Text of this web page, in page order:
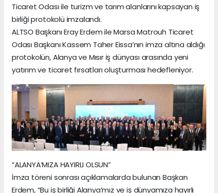
Ticaret Odası ile turizm ve tarım alanlarını kapsayan iş
birliği protokolü imzalandı.
ALTSO Başkanı Eray Erdem ile Marsa Matrouh Ticaret
Odası Başkanı Kassem Taher Eissa’nın imza altına aldığı
protokolün, Alanya ve Mısır iş dünyası arasında yeni
yatırım ve ticaret fırsatları oluşturması hedefleniyor.
“ALANYA’MIZA HAYIRLI OLSUN”
İmza töreni sonrası açıklamalarda bulunan Başkan
Erdem, “Bu iş birliği Alanya’mız ve iş dünyamıza hayırlı